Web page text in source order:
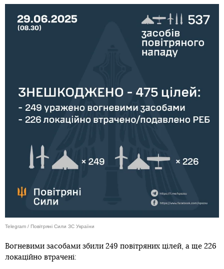
Telegram / Повітряні Сили ЗС України
Вогневими засобами збили 249 повітряних цілей, а ще 226
локаційно втрачені: